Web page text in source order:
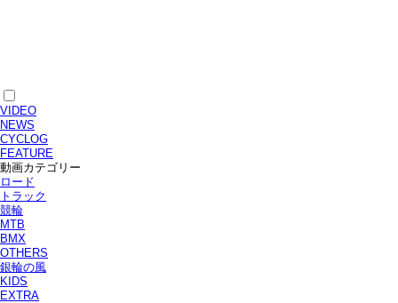
VIDEO
NEWS
CYCLOG
FEATURE
動画カテゴリー
ロード
トラック
競輪
MTB
BMX
OTHERS
銀輪の風
KIDS
EXTRA